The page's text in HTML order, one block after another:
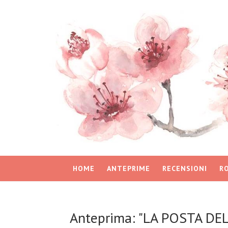
HOME ANTEPRIME RECENSIONI
Anteprima: "LA POSTA